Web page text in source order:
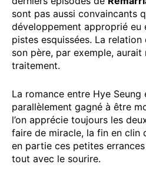
sont pas aussi convaincants
développement approprié eu
pistes esquissées. La
son père, par exemple,
traitement.
La romance entre Hye
parallèlement gagné à être
l’on apprécie toujours les
faire de miracle, la fin en clin
en partie ces petites
tout avec le sourire.